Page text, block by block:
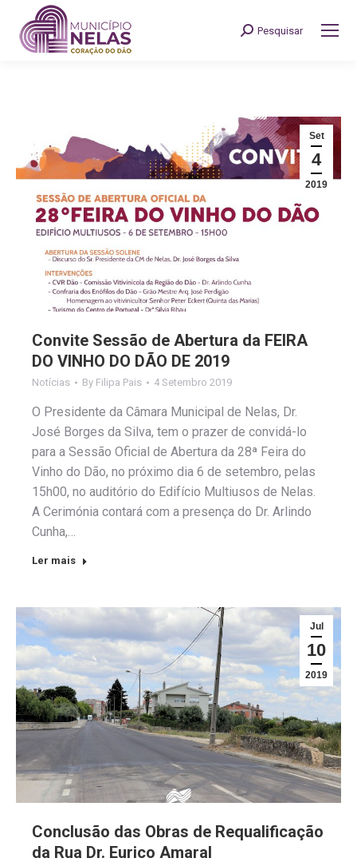
Search:
Pesquisar
Set
4
2019
Convite Sessão de Abertura da FEIRA
DO VINHO DO DÃO DE 2019
Notícias By Filipa Pais 4 Setembro 2019
O Presidente da Câmara Municipal de Nelas, Dr.
José Borges da Silva, tem o prazer de convidá-lo
para a Sessão Oficial de Abertura da 28ª Feira do
Vinho do Dão, no próximo dia 6 de setembro, pelas
15h00, no auditório do Edifício Multiusos de Nelas.
A Cerimónia contará com a presença do Dr. Arlindo
Cunha,…
Ler mais
Jul
10
2019
Conclusão das Obras de Requalificação
da Rua Dr. Eurico Amaral